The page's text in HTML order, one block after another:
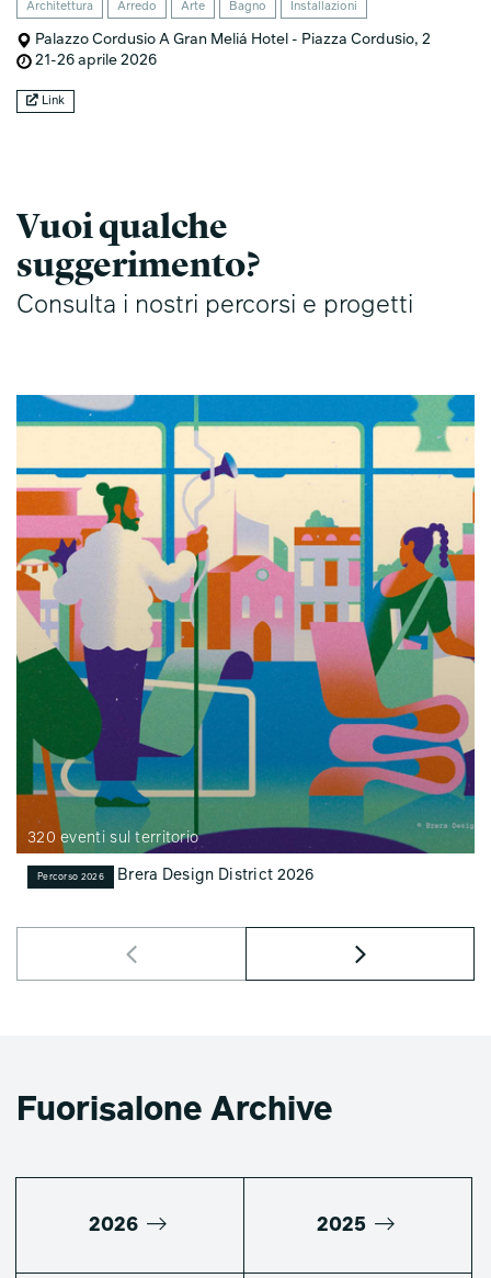
Architettura Arredo Arte Bagno Installazioni
Palazzo Cordusio A Gran Meliá Hotel - Piazza Cordusio, 2
21-26 aprile 2026
Link
Vuoi qualche
suggerimento?
Consulta i nostri percorsi e progetti
320 eventi sul territorio
Percorso 2026 Brera Design District 2026
Fuorisalone Archive
2026 2025